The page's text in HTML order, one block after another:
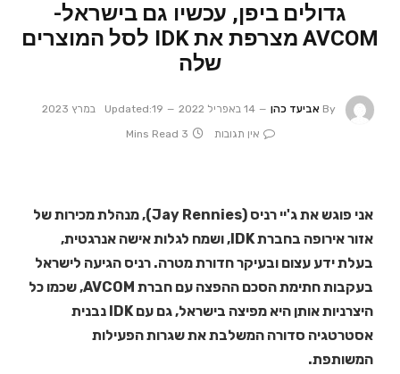
גדולים ביפן, עכשיו גם בישראל-
AVCOM מצרפת את IDK לסל המוצרים
שלה
By אביעד כהן 14 באפריל 2022 Updated:19 במרץ 2023
אין תגובות
3 Mins Read
אני פוגש את ג'יי רניס (Jay Rennies), מנהלת מכירות של
אזור אירופה בחברת IDK, ושמח לגלות אישה אנרגטית,
בעלת ידע עצום ובעיקר חדורת מטרה. רניס הגיעה לישראל
בעקבות חתימת הסכם ההפצה עם חברת AVCOM, שכמו כל
היצרניות אותן היא מפיצה בישראל, גם עם IDK נבנית
אסטרטגיה סדורה המשלבת את שגרות הפעילות
המשותפת.